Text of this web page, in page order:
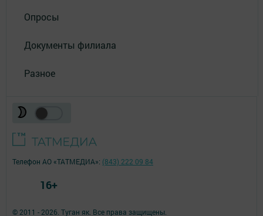
Опросы
Документы филиала
Разное
© 2011 - 2026. Туган як. Все права защищены.
Телефон АО «ТАТМЕДИА»: (843) 222 09 84
16+